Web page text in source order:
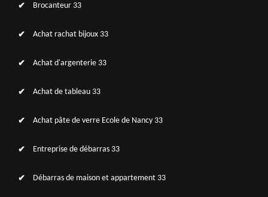
Brocanteur 33
Achat rachat bijoux 33
Achat d'argenterie 33
Achat de tableau 33
Achat pâte de verre Ecole de Nancy 33
Entreprise de débarras 33
Débarras de maison et appartement 33